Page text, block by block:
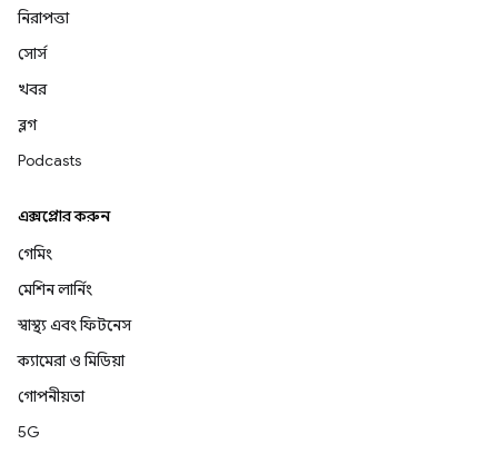
নিরাপত্তা
সোর্স
খবর
ব্লগ
Podcasts
এক্সপ্লোর করুন
গেমিং
মেশিন লার্নিং
স্বাস্থ্য এবং ফিটনেস
ক্যামেরা ও মিডিয়া
গোপনীয়তা
5G